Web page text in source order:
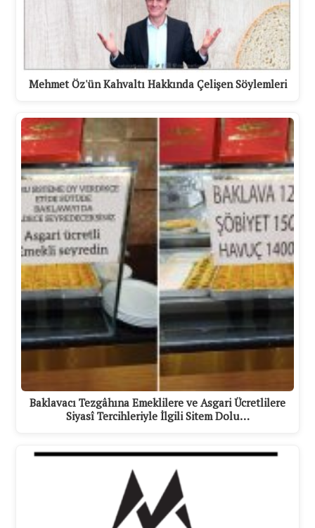
Mehmet Öz'ün Kahvaltı Hakkında Çelişen Söylemleri
Baklavacı Tezgâhına Emeklilere ve Asgari Ücretlilere
Siyasî Tercihleriyle İlgili Sitem Dolu…